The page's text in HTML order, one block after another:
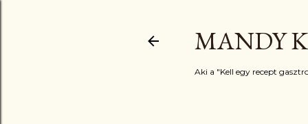
MANDY
Aki a "Kell egy recept